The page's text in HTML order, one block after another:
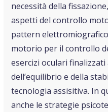
necessità della
aspetti del controllo
pattern
motorio per il controllo
esercizi oculari
dell’equilibrio e della
tecnologia assisitiva. In
anche le strategie